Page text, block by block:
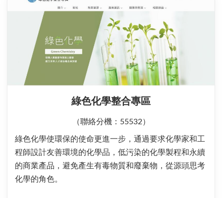
綠色化學整合專區
（聯絡分機：55532）
綠色化學使環保的使命更進一步，通過要求化學家和工
程師設計友善環境的化學品，低污染的化學製程和永續
的商業產品，避免產生有毒物質和廢棄物，從源頭思考
化學的角色。